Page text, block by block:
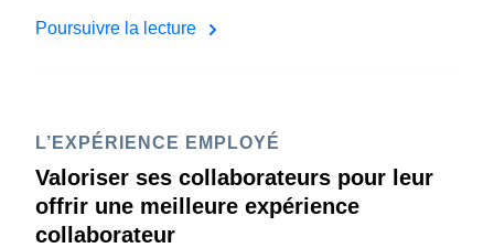
Poursuivre la lecture
L’EXPÉRIENCE EMPLOYÉ
Valoriser ses collaborateurs pour leur
offrir une meilleure expérience
collaborateur